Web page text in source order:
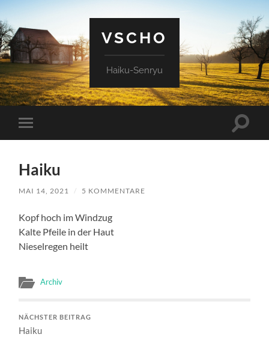
VSCHO
Haiku-Senryu
Mobile-
Menü
Haiku
MAI 14, 2021 / 5 KOMMENTARE
Kopf hoch im Windzug
Kalte Pfeile in der Haut
Nieselregen heilt
Archiv
NÄCHSTER BEITRAG
Haiku